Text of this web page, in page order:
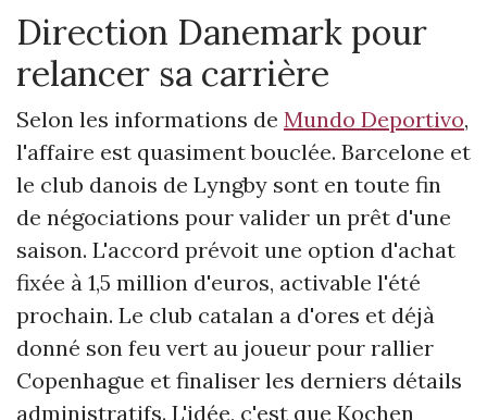
Direction Danemark pour
relancer sa carrière
Selon les informations de Mundo Deportivo,
l'affaire est quasiment bouclée. Barcelone et
le club danois de Lyngby sont en toute fin
de négociations pour valider un prêt d'une
saison. L'accord prévoit une option d'achat
fixée à 1,5 million d'euros, activable l'été
prochain. Le club catalan a d'ores et déjà
donné son feu vert au joueur pour rallier
Copenhague et finaliser les derniers détails
administratifs. L'idée, c'est que Kochen